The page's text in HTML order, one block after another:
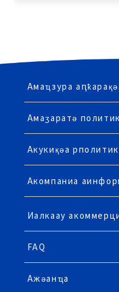
Амаҵзура
Амаӡаратә
Акукиқәа
Акомпаниа
Иалкаау
FAQ
Ажәанҵа